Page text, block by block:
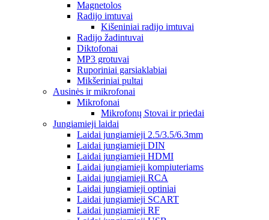
Magnetolos
Radijo imtuvai
Kišeniniai radijo imtuvai
Radijo žadintuvai
Diktofonai
MP3 grotuvai
Ruporiniai garsiaklabiai
Mikšeriniai pultai
Ausinės ir mikrofonai
Mikrofonai
Mikrofonų Stovai ir priedai
Jungiamieji laidai
Laidai jungiamieji 2.5/3.5/6.3mm
Laidai jungiamieji DIN
Laidai jungiamieji HDMI
Laidai jungiamieji kompiuteriams
Laidai jungiamieji RCA
Laidai jungiamieji optiniai
Laidai jungiamieji SCART
Laidai jungiamieji RF